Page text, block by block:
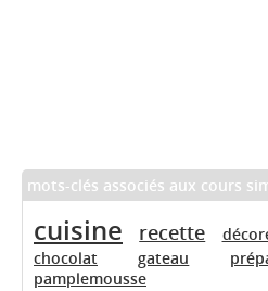
mots-clés associés aux cours
cuisine recette
chocolat
gateau
pamplemousse